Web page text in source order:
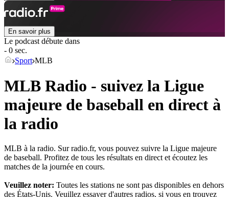
En savoir plus
Le podcast débute dans
- 0 sec.
Sport MLB
MLB Radio - suivez la Ligue
majeure de baseball en direct à
la radio
MLB à la radio. Sur radio.fr, vous pouvez suivre la Ligue majeure
de baseball. Profitez de tous les résultats en direct et écoutez les
matches de la journée en cours.
Veuillez noter: Toutes les stations ne sont pas disponibles en dehors
des États-Unis. Veuillez essayer d'autres radios, si vous en trouvez